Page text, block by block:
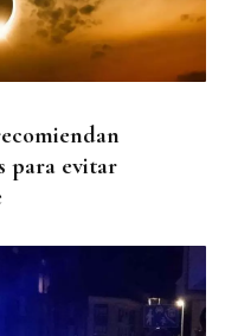
para evitar